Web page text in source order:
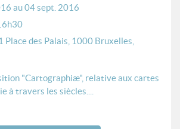
au 04 sept. 2016
Place des Palais, 1000 Bruxelles,
"Cartographiæ", relative aux cartes
à travers les siècles....